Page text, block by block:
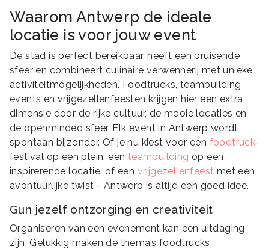
Waarom Antwerp de ideale
locatie is voor jouw event
De stad is perfect bereikbaar, heeft een bruisende
sfeer en combineert culinaire verwennerij met unieke
activiteitmogelijkheden. Foodtrucks, teambuilding
events en vrijgezellenfeesten krijgen hier een extra
dimensie door de rijke cultuur, de mooie locaties en
de openminded sfeer. Elk event in Antwerp wordt
spontaan bijzonder. Of je nu kiest voor een foodtruck-
festival op een plein, een teambuilding op een
inspirerende locatie, of een vrijgezellenfeest met een
avontuurlijke twist - Antwerp is altijd een goed idee.
Gun jezelf ontzorging en creativiteit
Organiseren van een evenement kan een uitdaging
zijn. Gelukkig maken de thema’s foodtrucks,